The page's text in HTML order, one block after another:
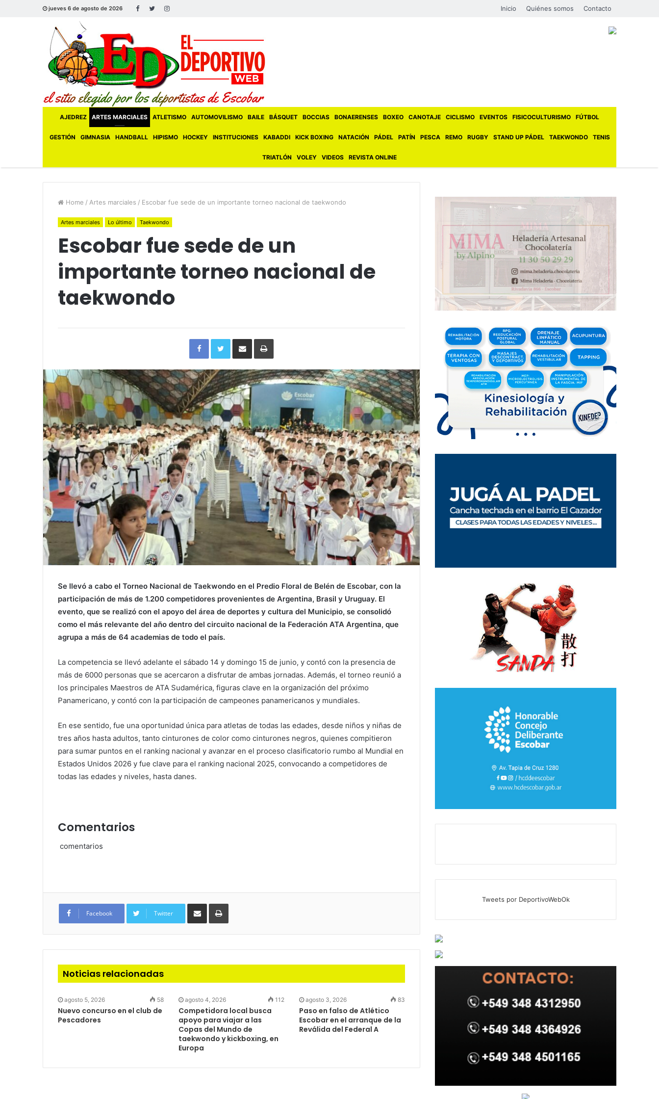
jueves 6 de agosto de 2026 Inicio Quiénes somos Contacto
AJEDREZ ARTES MARCIALES ATLETISMO AUTOMOVILISMO BAILE BÁSQUET BOCCIAS BONAERENSES BOXEO CANOTAJE CICLISMO EVENTOS FISICOCULTURISMO FÚTBOL
GESTIÓN GIMNASIA HANDBALL HIPISMO HOCKEY INSTITUCIONES KABADDI KICK BOXING NATACIÓN PÁDEL PATÍN PESCA REMO RUGBY STAND UP PÁDEL TAEKWONDO TENIS
TRIATLÓN VOLEY VIDEOS REVISTA ONLINE
Home / Artes marciales / Escobar fue sede de un importante torneo nacional de taekwondo
Artes marciales Lo último Taekwondo
Escobar fue sede de un
importante torneo nacional de
taekwondo
FacebookTwitterCompartirImprimir
Se llevó a cabo el Torneo Nacional de Taekwondo en el Predio Floral de Belén de Escobar, con la
participación de más de 1.200 competidores provenientes de Argentina, Brasil y Uruguay. El
evento, que se realizó con el apoyo del área de deportes y cultura del Municipio, se consolidó
como el más relevante del año dentro del circuito nacional de la Federación ATA Argentina, que
agrupa a más de 64 academias de todo el país.
La competencia se llevó adelante el sábado 14 y domingo 15 de junio, y contó con la presencia de
más de 6000 personas que se acercaron a disfrutar de ambas jornadas. Además, el torneo reunió a
los principales Maestros de ATA Sudamérica, figuras clave en la organización del próximo
Panamericano, y contó con la participación de campeones panamericanos y mundiales.
En ese sentido, fue una oportunidad única para atletas de todas las edades, desde niños y niñas de
tres años hasta adultos, tanto cinturones de color como cinturones negros, quienes compitieron
para sumar puntos en el ranking nacional y avanzar en el proceso clasificatorio rumbo al Mundial en
Estados Unidos 2026 y fue clave para el ranking nacional 2025, convocando a competidores de
todas las edades y niveles, hasta danes.
Comentarios
comentarios
Facebook Twitter
Compartir
mail
Imprimir
Noticias relacionadas
agosto 5, 2026 58
Nuevo concurso en el club de
Pescadores
agosto 4, 2026 112
Competidora local busca
apoyo para viajar a las
Copas del Mundo de
taekwondo y kickboxing, en
Europa
agosto 3, 2026 83
Paso en falso de Atlético
Escobar en el arranque de la
Reválida del Federal A
Tweets por DeportivoWebOk